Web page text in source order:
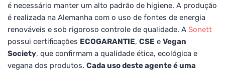
é necessário manter um alto padrão de higiene. A produção
é realizada na Alemanha com o uso de fontes de energia
renováveis e sob rigoroso controle de qualidade. A Sonett
possui certificações ECOGARANTIE, CSE e Vegan
Society, que confirmam a qualidade ética, ecológica e
vegana dos produtos. Cada uso deste agente é uma